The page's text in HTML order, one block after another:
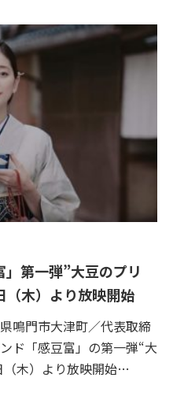
第一弾”大豆のプリ
木）より放映開始
鳴門市大津町／代表取締
ド「感豆富」の第一弾“大
（木）より放映開始…